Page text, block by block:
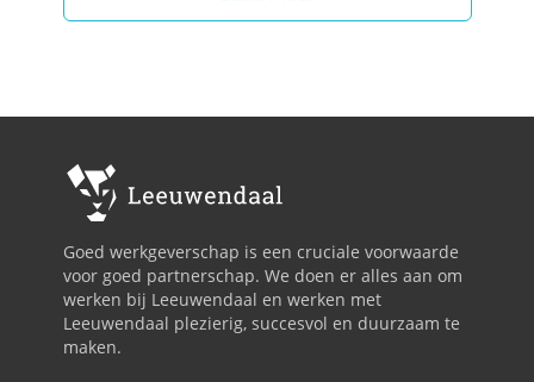
Goed werkgeverschap is een cruciale voorwaarde
voor goed partnerschap. We doen er alles aan om
werken bij Leeuwendaal en werken met
Leeuwendaal plezierig, succesvol en duurzaam te
maken.